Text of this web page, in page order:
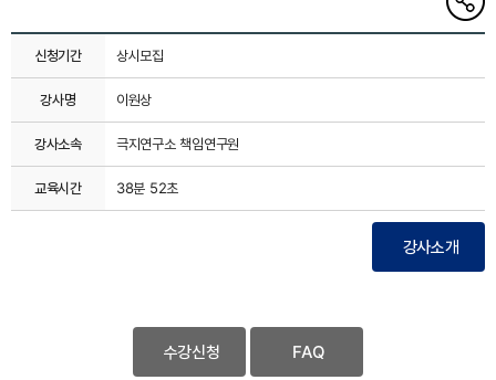
게시글
링크
신청기간 상시모집
강사명 이원상
강사소속 극지연구소 책임연구원
교육시간 38분 52초
강사소개
수강신청 FAQ